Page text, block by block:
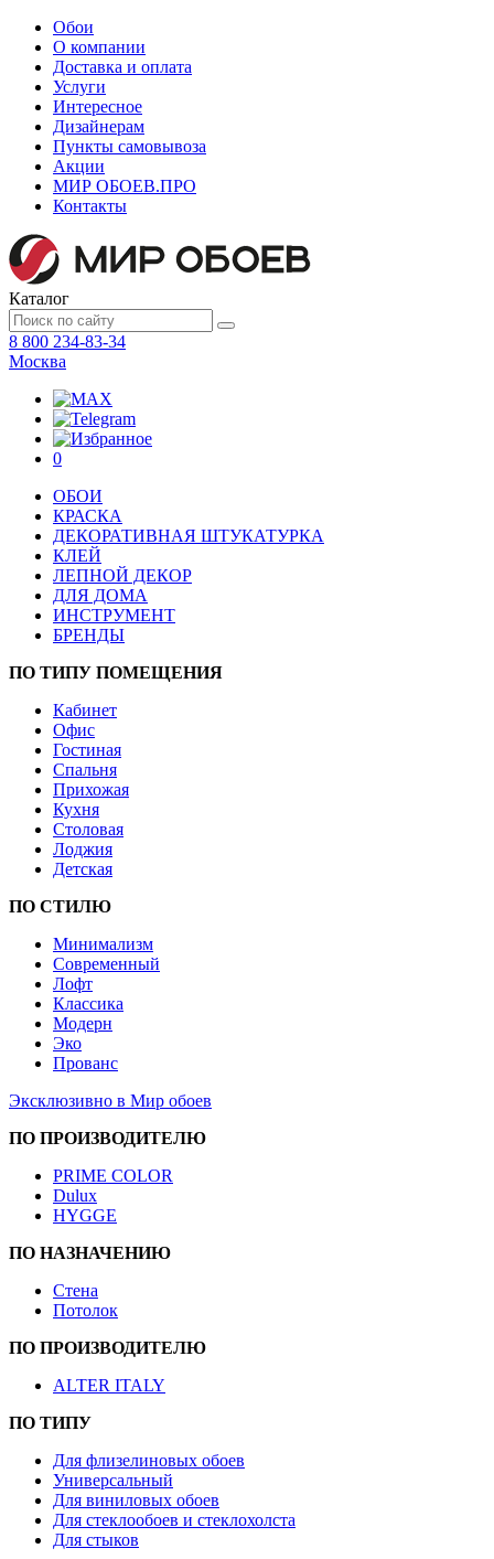
Обои
О компании
Доставка и оплата
Услуги
Интересное
Дизайнерам
Пункты самовывоза
Акции
МИР ОБОЕВ.ПРО
Контакты
Каталог
8 800 234-83-34
Москва
0
ОБОИ
КРАСКА
ДЕКОРАТИВНАЯ ШТУКАТУРКА
КЛЕЙ
ЛЕПНОЙ ДЕКОР
ДЛЯ ДОМА
ИНСТРУМЕНТ
БРЕНДЫ
ПО ТИПУ ПОМЕЩЕНИЯ
Кабинет
Офис
Гостиная
Спальня
Прихожая
Кухня
Столовая
Лоджия
Детская
ПО СТИЛЮ
Минимализм
Современный
Лофт
Классика
Модерн
Эко
Прованс
Эксклюзивно в Мир обоев
ПО ПРОИЗВОДИТЕЛЮ
PRIME COLOR
Dulux
HYGGE
ПО НАЗНАЧЕНИЮ
Стена
Потолок
ПО ПРОИЗВОДИТЕЛЮ
ALTER ITALY
ПО ТИПУ
Для флизелиновых обоев
Универсальный
Для виниловых обоев
Для стеклообоев и стеклохолста
Для стыков